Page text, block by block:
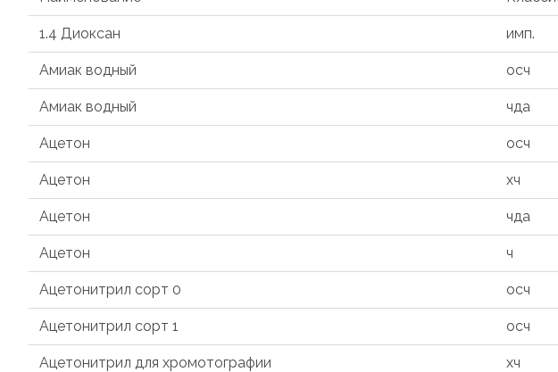
1.4 Диоксан имп.
Амиак водный осч
Амиак водный чда
Ацетон осч
Ацетон хч
Ацетон чда
Ацетон ч
Ацетонитрил сорт 0 осч
Ацетонитрил сорт 1 осч
Ацетонитрил для хромотографии хч